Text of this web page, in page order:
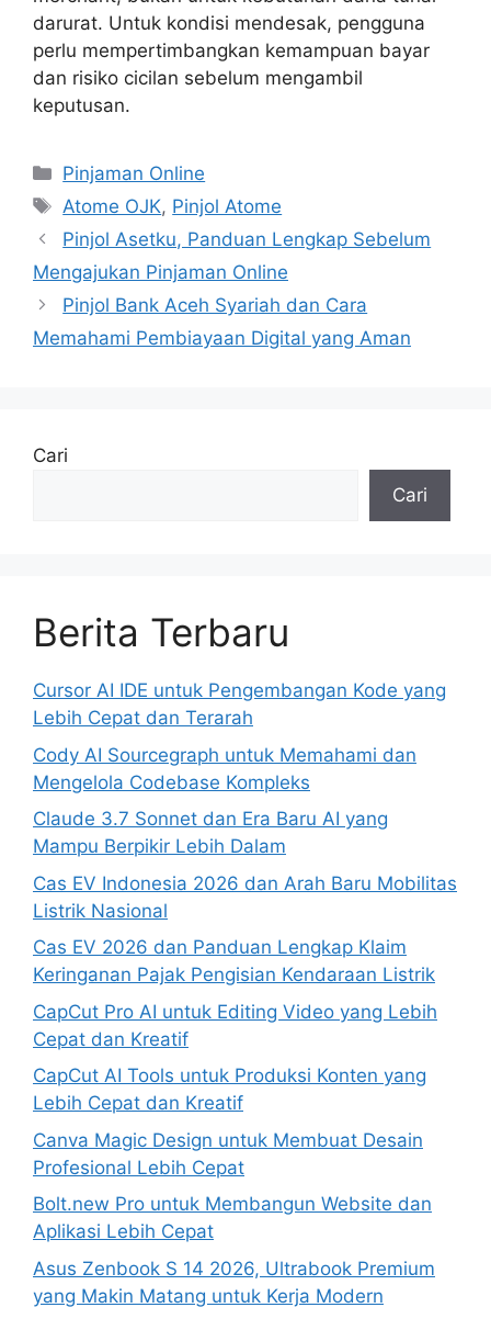
darurat. Untuk kondisi mendesak, pengguna
perlu mempertimbangkan kemampuan bayar
dan risiko cicilan sebelum mengambil
keputusan.
Kategori
Pinjaman Online
Tag
Atome OJK, Pinjol Atome
Pinjol Asetku, Panduan Lengkap Sebelum
Mengajukan Pinjaman Online
Pinjol Bank Aceh Syariah dan Cara
Memahami Pembiayaan Digital yang Aman
Cari
Cari
Berita Terbaru
Cursor AI IDE untuk Pengembangan Kode yang
Lebih Cepat dan Terarah
Cody AI Sourcegraph untuk Memahami dan
Mengelola Codebase Kompleks
Claude 3.7 Sonnet dan Era Baru AI yang
Mampu Berpikir Lebih Dalam
Cas EV Indonesia 2026 dan Arah Baru Mobilitas
Listrik Nasional
Cas EV 2026 dan Panduan Lengkap Klaim
Keringanan Pajak Pengisian Kendaraan Listrik
CapCut Pro AI untuk Editing Video yang Lebih
Cepat dan Kreatif
CapCut AI Tools untuk Produksi Konten yang
Lebih Cepat dan Kreatif
Canva Magic Design untuk Membuat Desain
Profesional Lebih Cepat
Bolt.new Pro untuk Membangun Website dan
Aplikasi Lebih Cepat
Asus Zenbook S 14 2026, Ultrabook Premium
yang Makin Matang untuk Kerja Modern